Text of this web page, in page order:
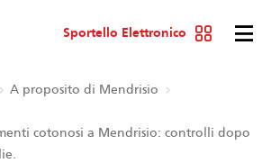
Sportello Elettronico
A proposito di Mendrisio
cotonosi a Mendrisio: controlli dopo